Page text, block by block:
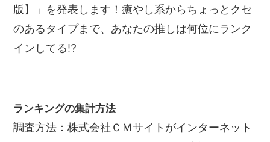
版】」を発表します！癒やし系からちょっとクセ
のあるタイプまで、あなたの推しは何位にランク
インしてる!?
ランキングの集計方法
調査方法：株式会社ＣＭサイトがインターネット